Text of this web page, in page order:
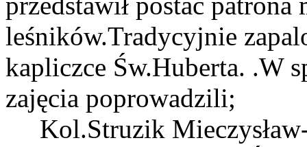
leśników.Tradycyjnie
kapliczce Św.Huberta. .W
zajęcia poprowadzili;
Kol.Struzik